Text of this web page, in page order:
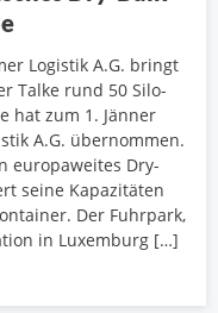
Logistik A.G. bringt
Talke rund 50 Silo-
hat zum 1. Jänner
A.G. übernommen.
europaweites Dry-
seine Kapazitäten
Der Fuhrpark,
in Luxemburg […]